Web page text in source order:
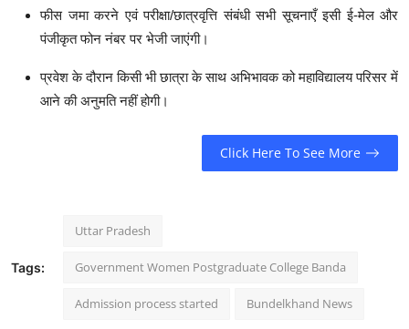
फीस जमा करने एवं परीक्षा/छात्रवृत्ति संबंधी सभी सूचनाएँ इसी ई-मेल और
पंजीकृत फोन नंबर पर भेजी जाएंगी।
प्रवेश के दौरान किसी भी छात्रा के साथ अभिभावक को महाविद्यालय परिसर में
आने की अनुमति नहीं होगी।
Click Here To See More
Tags:
Uttar Pradesh
Government Women Postgraduate College Banda
Admission process started Bundelkhand News